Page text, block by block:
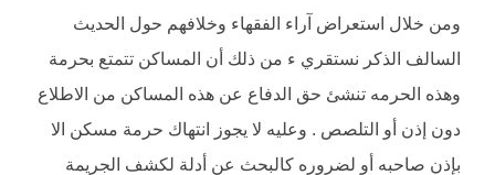
ومن خلال استعراض آراء الفقهاء وخلافهم حول الحديث
السالف الذكر نستقري ء من ذلك أن المساكن تتمتع بحرمة
وهذه الحرمه تنشئ حق الدفاع عن هذه المساكن من الاطلاع
دون إذن أو التلصص . وعليه لا يجوز انتهاك حرمة مسكن الا
بإذن صاحبه أو لضروره كالبحث عن أدلة لكشف الجريمة